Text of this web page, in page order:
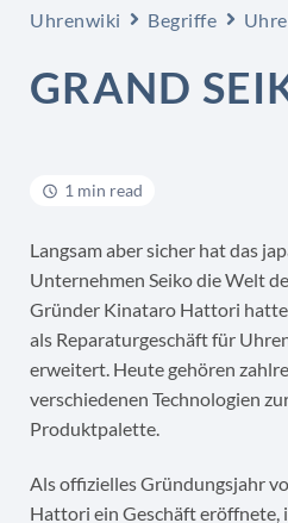
Uhrenwiki Begriffe
GRAND
1 min read
Langsam aber sicher hat das
Unternehmen Seiko die Welt
Gründer Kinataro Hattori
als Reparaturgeschäft für
erweitert. Heute gehören
verschiedenen Technologien
Produktpalette.
Als offizielles Gründungsjahr
Hattori ein Geschäft eröffnete,